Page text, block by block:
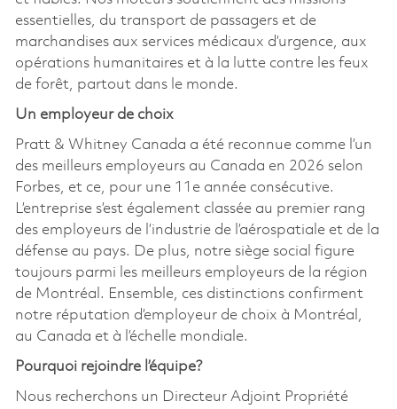
essentielles, du transport de passagers et de
marchandises aux services médicaux d’urgence, aux
opérations humanitaires et à la lutte contre les feux
de forêt, partout dans le monde.
Un employeur de choix
Pratt & Whitney Canada a été reconnue comme l’un
des meilleurs employeurs au Canada en 2026 selon
Forbes, et ce, pour une 11e année consécutive.
L’entreprise s’est également classée au premier rang
des employeurs de l’industrie de l’aérospatiale et de la
défense au pays. De plus, notre siège social figure
toujours parmi les meilleurs employeurs de la région
de Montréal. Ensemble, ces distinctions confirment
notre réputation d’employeur de choix à Montréal,
au Canada et à l’échelle mondiale.
Pourquoi rejoindre l’équipe?
Nous recherchons un Directeur Adjoint Propriété